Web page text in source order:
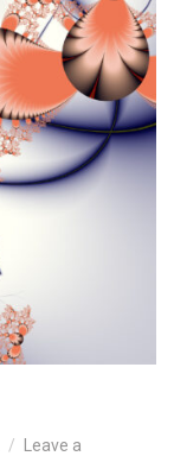
Leave a